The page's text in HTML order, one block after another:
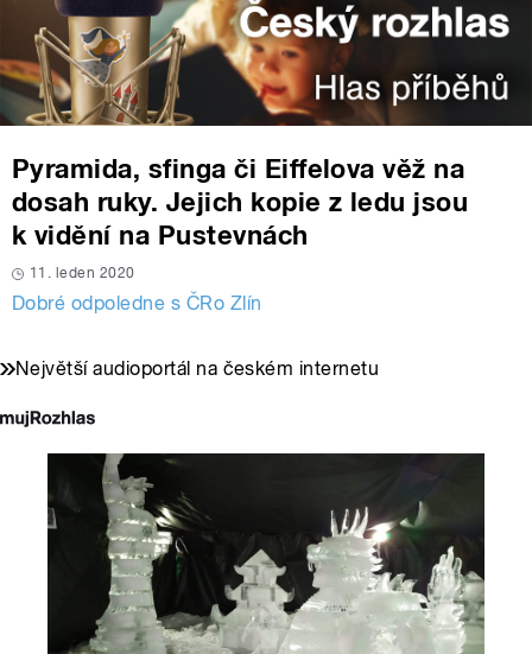
Pyramida, sfinga či Eiffelova věž na
dosah ruky. Jejich kopie z ledu jsou
k vidění na Pustevnách
11. leden 2020
Dobré odpoledne s ČRo Zlín
Největší audioportál na českém internetu